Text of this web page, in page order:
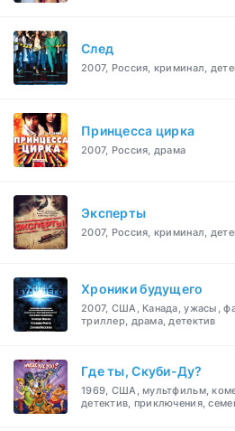
След
2007, Россия, криминал,
Принцесса цирка
2007, Россия, драма
Эксперты
2007, Россия, криминал,
Хроники будущего
2007, США, Канада, ужасы,
триллер, драма, детектив
Где ты, Скуби-Ду?
1969, США, мультфильм,
детектив, приключения,